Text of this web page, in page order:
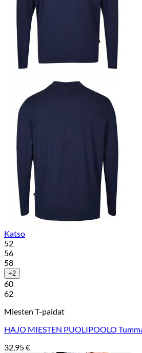
Katso
52
56
58
+2
60
62
Miesten T-paidat
HAJO MIESTEN PUOLIPOOLO
32,95€